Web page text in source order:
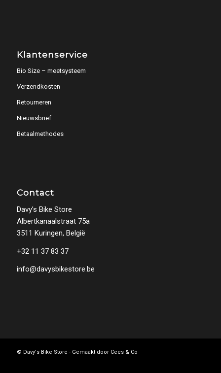
Klantenservice
Bio Size – meetsysteem
Verzendkosten
Retourneren
Nieuwsbrief
Betaalmethodes
Contact
Davy’s Bike Store
Albertkanaalstraat 75a
3511 Kuringen, België
+32 11 37 83 37
info@davysbikestore.be
© Davy's Bike Store - Gemaakt door Cees & Co